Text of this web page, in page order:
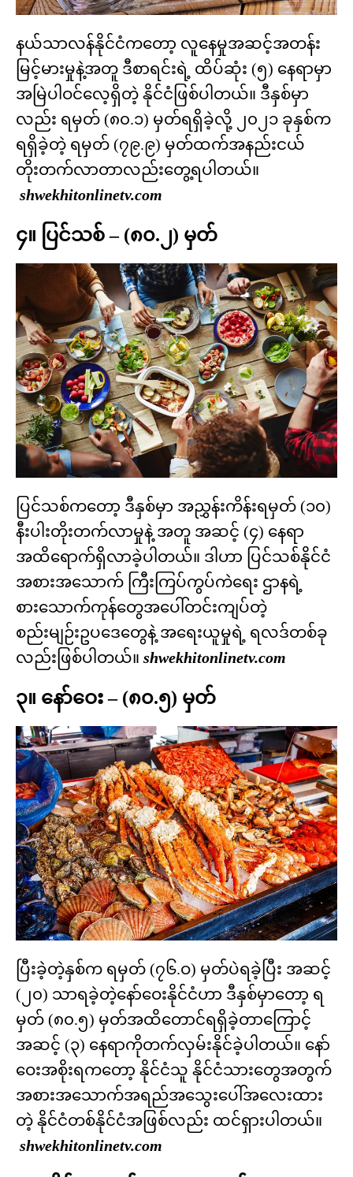
နယ်သာလန်နိုင်ငံကတော့ လူနေမှုအဆင့်အတန်း
မြင့်မားမှုနဲ့အတူ ဒီစာရင်းရဲ့ ထိပ်ဆုံး (၅) နေရာမှာ
အမြဲပါဝင်လေ့ရှိတဲ့ နိုင်ငံဖြစ်ပါတယ်။ ဒီနှစ်မှာ
လည်း ရမှတ် (၈၀.၁) မှတ်ရရှိခဲ့လို့ ၂၀၂၁ ခုနှစ်က
ရရှိခဲ့တဲ့ ရမှတ် (၇၉.၉) မှတ်ထက်အနည်းငယ်
တိုးတက်လာတာလည်းတွေ့ရပါတယ်။
shwekhitonlinetv.com
၄။ ပြင်သစ် – (၈၀.၂) မှတ်
ပြင်သစ်ကတော့ ဒီနှစ်မှာ အညွှန်းကိန်းရမှတ် (၁၀)
နီးပါးတိုးတက်လာမှုနဲ့ အတူ အဆင့် (၄) နေရာ
အထိရောက်ရှိလာခဲ့ပါတယ်။ ဒါဟာ ပြင်သစ်နိုင်ငံ
အစားအသောက် ကြီးကြပ်ကွပ်ကဲရေး ဌာနရဲ့
စားသောက်ကုန်တွေအပေါ်တင်းကျပ်တဲ့
စည်းမျဉ်းဥပဒေတွေနဲ့ အရေးယူမှုရဲ့ ရလဒ်တစ်ခု
လည်းဖြစ်ပါတယ်။ shwekhitonlinetv.com
၃။ နော်ဝေး – (၈၀.၅) မှတ်
ပြီးခဲ့တဲ့နှစ်က ရမှတ် (၇၆.ဝ) မှတ်ပဲရခဲ့ပြီး အဆင့်
(၂၀) သာရခဲ့တဲ့နော်ဝေးနိုင်ငံဟာ ဒီနှစ်မှာတော့ ရ
မှတ် (၈၀.၅) မှတ်အထိတောင်ရရှိခဲ့တာကြောင့်
အဆင့် (၃) နေရာကိုတက်လှမ်းနိုင်ခဲ့ပါတယ်။ နော်
ဝေးအစိုးရကတော့ နိုင်ငံသူ နိုင်ငံသားတွေအတွက်
အစားအသောက်အရည်အသွေးပေါ်အလေးထား
တဲ့ နိုင်ငံတစ်နိုင်ငံအဖြစ်လည်း ထင်ရှားပါတယ်။
shwekhitonlinetv.com